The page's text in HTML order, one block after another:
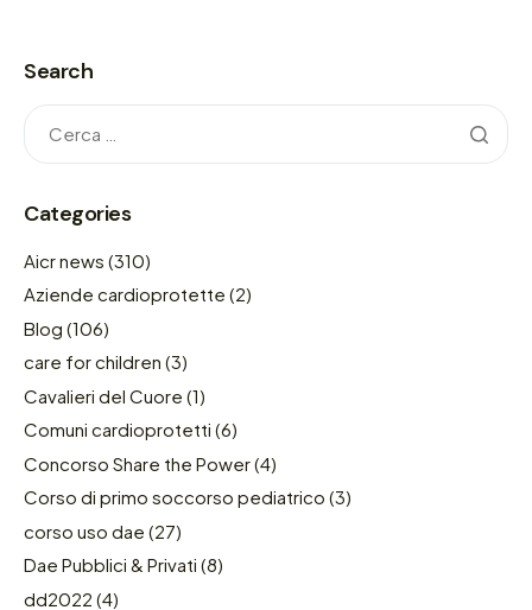
Search
Categories
Aicr news (310)
Aziende cardioprotette (2)
Blog (106)
care for children (3)
Cavalieri del Cuore (1)
Comuni cardioprotetti (6)
Concorso Share the Power(4)
Corso di primo soccorso pediatrico (3)
corso uso dae (27)
Dae Pubblici & Privati (8)
dd2022 (4)